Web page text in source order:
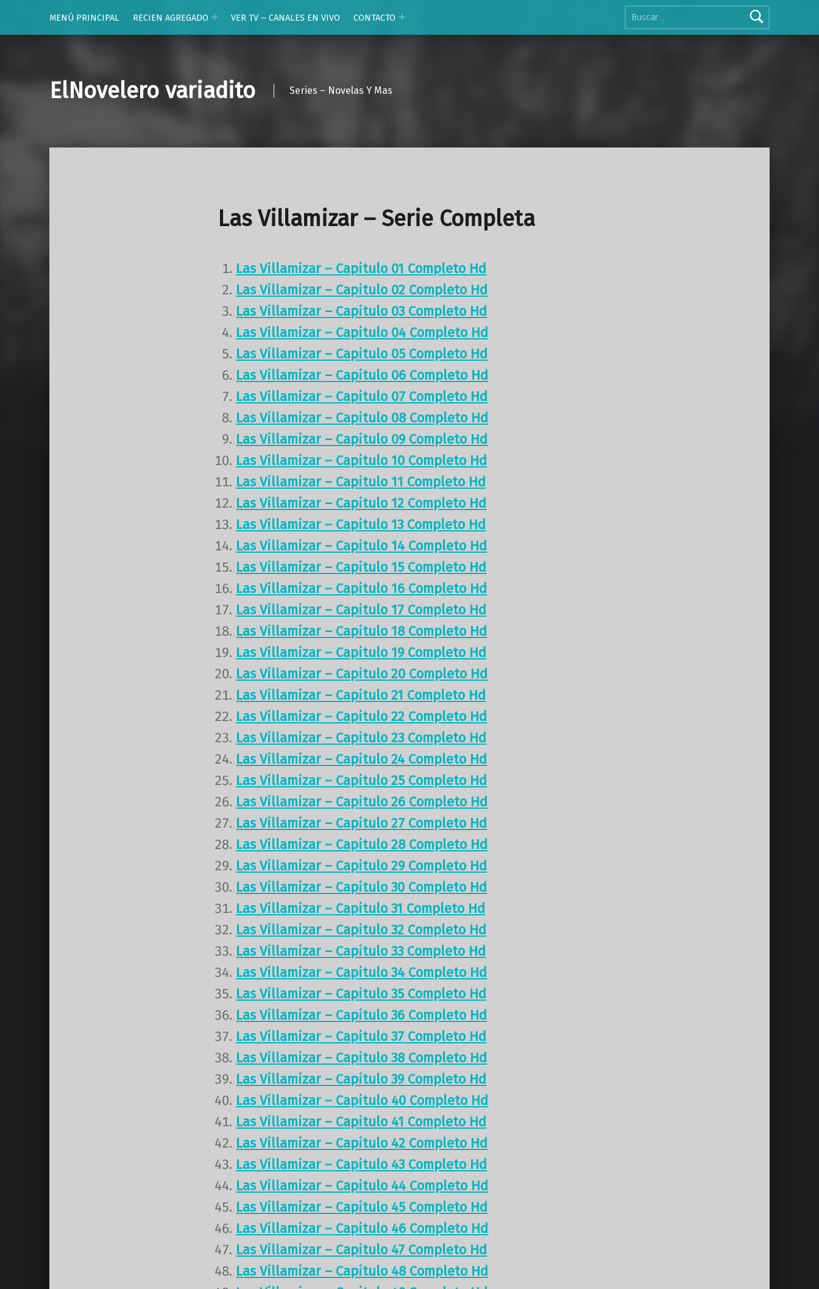
Buscar:
MENÚ PRINCIPAL
RECIEN AGREGADO VER TV – CANALES EN VIVO CONTACTO
ElNovelero variadito Series – Novelas Y Mas
Las Villamizar – Serie Completa
Las Villamizar – Capitulo 01 Completo Hd
Las Villamizar – Capitulo 02 Completo Hd
Las Villamizar – Capitulo 03 Completo Hd
Las Villamizar – Capitulo 04 Completo Hd
Las Villamizar – Capitulo 05 Completo Hd
Las Villamizar – Capitulo 06 Completo Hd
Las Villamizar – Capitulo 07 Completo Hd
Las Villamizar – Capitulo 08 Completo Hd
Las Villamizar – Capitulo 09 Completo Hd
Las Villamizar – Capitulo 10 Completo Hd
Las Villamizar – Capitulo 11 Completo Hd
Las Villamizar – Capitulo 12 Completo Hd
Las Villamizar – Capitulo 13 Completo Hd
Las Villamizar – Capitulo 14 Completo Hd
Las Villamizar – Capitulo 15 Completo Hd
Las Villamizar – Capitulo 16 Completo Hd
Las Villamizar – Capitulo 17 Completo Hd
Las Villamizar – Capitulo 18 Completo Hd
Las Villamizar – Capitulo 19 Completo Hd
Las Villamizar – Capitulo 20 Completo Hd
Las Villamizar – Capitulo 21 Completo Hd
Las Villamizar – Capitulo 22 Completo Hd
Las Villamizar – Capitulo 23 Completo Hd
Las Villamizar – Capitulo 24 Completo Hd
Las Villamizar – Capitulo 25 Completo Hd
Las Villamizar – Capitulo 26 Completo Hd
Las Villamizar – Capitulo 27 Completo Hd
Las Villamizar – Capitulo 28 Completo Hd
Las Villamizar – Capitulo 29 Completo Hd
Las Villamizar – Capitulo 30 Completo Hd
Las Villamizar – Capitulo 31 Completo Hd
Las Villamizar – Capitulo 32 Completo Hd
Las Villamizar – Capitulo 33 Completo Hd
Las Villamizar – Capitulo 34 Completo Hd
Las Villamizar – Capitulo 35 Completo Hd
Las Villamizar – Capitulo 36 Completo Hd
Las Villamizar – Capitulo 37 Completo Hd
Las Villamizar – Capitulo 38 Completo Hd
Las Villamizar – Capitulo 39 Completo Hd
Las Villamizar – Capitulo 40 Completo Hd
Las Villamizar – Capitulo 41 Completo Hd
Las Villamizar – Capitulo 42 Completo Hd
Las Villamizar – Capitulo 43 Completo Hd
Las Villamizar – Capitulo 44 Completo Hd
Las Villamizar – Capitulo 45 Completo Hd
Las Villamizar – Capitulo 46 Completo Hd
Las Villamizar – Capitulo 47 Completo Hd
Las Villamizar – Capitulo 48 Completo Hd